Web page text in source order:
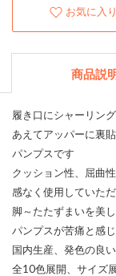
お気に入
商品説
履き口にシャーリン
あえてアッパーに裏
パンプスです
クッション性、屈曲
感なく使用していた
脚～たたずまいを美
パンプスが苦痛と感
国内生産、発色の良
全10色展開、サイズ